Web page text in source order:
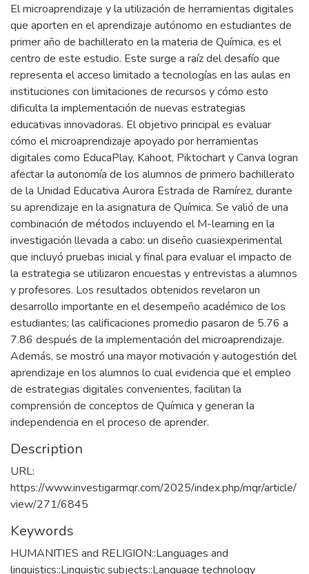
El microaprendizaje y la utilización de herramientas digitales
que aporten en el aprendizaje autónomo en estudiantes de
primer año de bachillerato en la materia de Química, es el
centro de este estudio. Este surge a raíz del desafío que
representa el acceso limitado a tecnologías en las aulas en
instituciones con limitaciones de recursos y cómo esto
dificulta la implementación de nuevas estrategias
educativas innovadoras. El objetivo principal es evaluar
cómo el microaprendizaje apoyado por herramientas
digitales como EducaPlay, Kahoot, Piktochart y Canva logran
afectar la autonomía de los alumnos de primero bachillerato
de la Unidad Educativa Aurora Estrada de Ramírez, durante
su aprendizaje en la asignatura de Química. Se valió de una
combinación de métodos incluyendo el M-learning en la
investigación llevada a cabo: un diseño cuasiexperimental
que incluyó pruebas inicial y final para evaluar el impacto de
la estrategia se utilizaron encuestas y entrevistas a alumnos
y profesores. Los resultados obtenidos revelaron un
desarrollo importante en el desempeño académico de los
estudiantes; las calificaciones promedio pasaron de 5.76 a
7.86 después de la implementación del microaprendizaje.
Además, se mostró una mayor motivación y autogestión del
aprendizaje en los alumnos lo cual evidencia que el empleo
de estrategias digitales convenientes, facilitan la
comprensión de conceptos de Química y generan la
independencia en el proceso de aprender.
Description
URL:
https://www.investigarmqr.com/2025/index.php/mqr/article/
view/271/6845
Keywords
HUMANITIES and RELIGION::Languages and
linguistics::Linguistic subjects::Language technology